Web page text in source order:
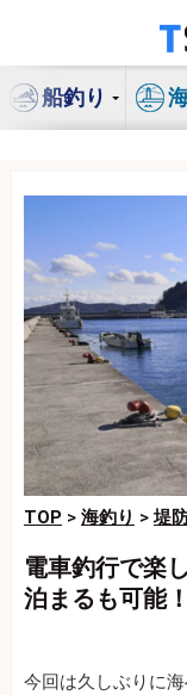
ン
船釣り
TOP > 海釣り >堤
電車釣行で楽
泊まるも可能
今回は久しぶりに